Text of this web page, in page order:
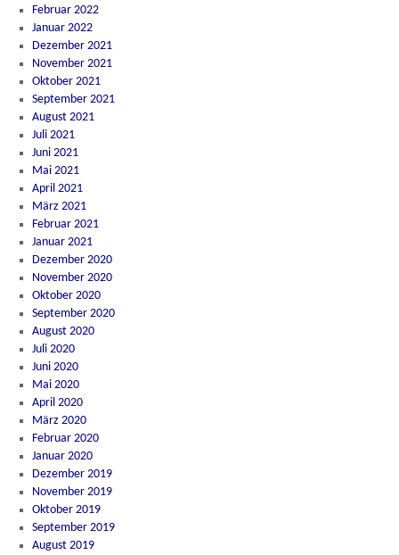
Februar 2022
Januar 2022
Dezember 2021
November 2021
Oktober 2021
September 2021
August 2021
Juli 2021
Juni 2021
Mai 2021
April 2021
März 2021
Februar 2021
Januar 2021
Dezember 2020
November 2020
Oktober 2020
September 2020
August 2020
Juli 2020
Juni 2020
Mai 2020
April 2020
März 2020
Februar 2020
Januar 2020
Dezember 2019
November 2019
Oktober 2019
September 2019
August 2019